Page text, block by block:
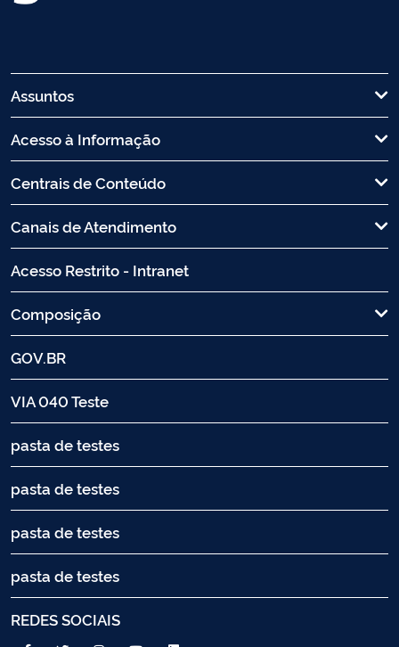
Assuntos
Acesso à Informação
Centrais de Conteúdo
Canais de Atendimento
Acesso Restrito - Intranet
Composição
GOV.BR
VIA 040 Teste
pasta de testes
pasta de testes
pasta de testes
pasta de testes
REDES SOCIAIS